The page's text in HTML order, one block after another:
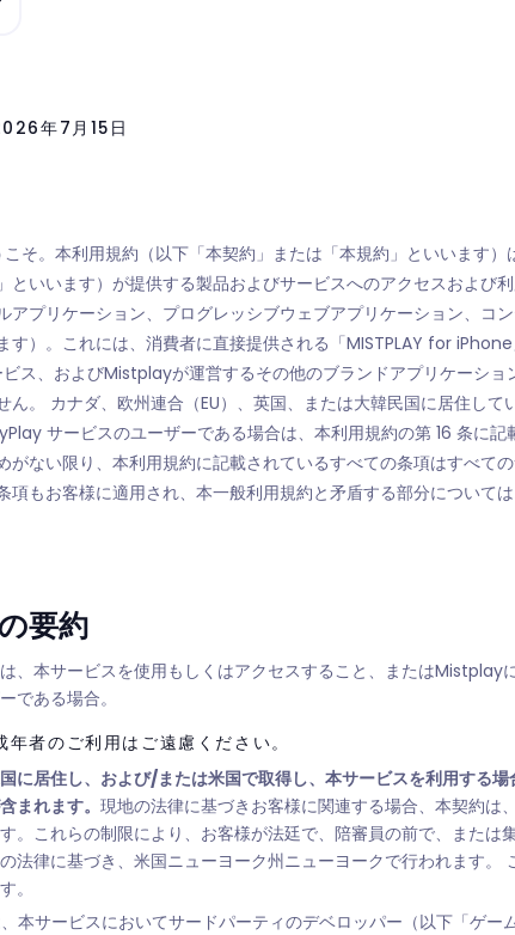
年7月15日
こそ。本利用規約（以下「本契約」または「本規約」といいま
といいます）が提供する製品およびサービスへのアクセスおよ
アプリケーション、プログレッシブウェブアプリケーション、
す）。これには、消費者に直接提供される「MISTPLAY for
ス、およびMistplayが運営するその他のブランドアプリケーシ
ん。 カナダ、欧州連合（EU）、英国、または大韓民国に居住し
サービスのユーザーである場合は、本利用規約の第 16 条に
がない限り、本利用規約に記載されているすべての条項はすべ
項もお客様に適用され、本一般利用規約と矛盾する部分について
要約
、本サービスを使用もしくはアクセスすること、または
である場合。
年者のご利用はご遠慮ください。
に居住し、および/または米国で取得し、本サービスを利用す
まれます。 現地の法律に基づきお客様に関連する場合、本契約
。これらの制限により、お客様が法廷で、陪審員の前で、また
法律に基づき、米国ニューヨーク州ニューヨークで行われます
。
本サービスにおいてサードパーティのデベロッパー（以下「ゲ